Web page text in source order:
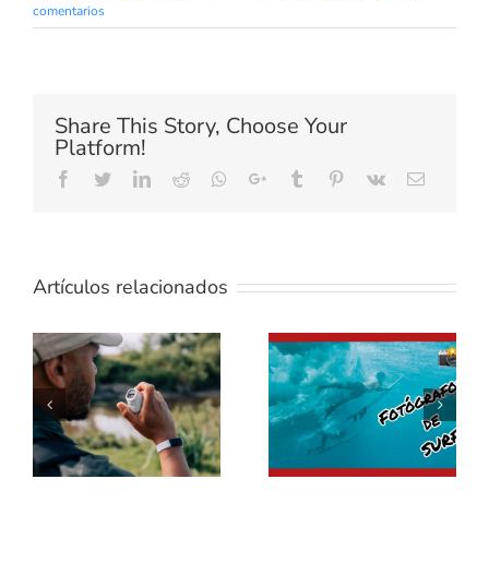
comentarios
Share This Story, Choose Your
Platform!
Facebook
TwitterLinkedIn
Reddit Whatsapp
Google+Tumblr Pinterest
Vk Email
Artículos relacionados
Pruebas
Canon
PowerShot
ZOOM
Fotógrafos de
surf /
Fotografia
acuática